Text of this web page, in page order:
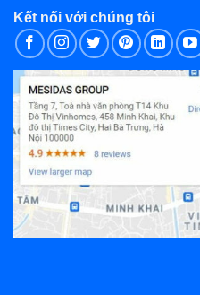
Kết nối với chúng tôi